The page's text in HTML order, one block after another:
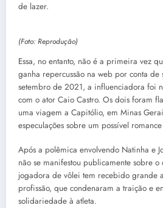
de lazer.
(Foto: Reprodução)
Essa, no entanto, não é a primeira vez
ganha repercussão na web por conta de
setembro de 2021, a influenciadora foi
com o ator Caio Castro. Os dois foram
uma viagem a Capitólio, em Minas
especulações sobre um possível
Após a polêmica envolvendo Natinha e
não se manifestou publicamente sobre o
jogadora de vôlei tem recebido grande
profissão, que condenaram a traição e
solidariedade à atleta.